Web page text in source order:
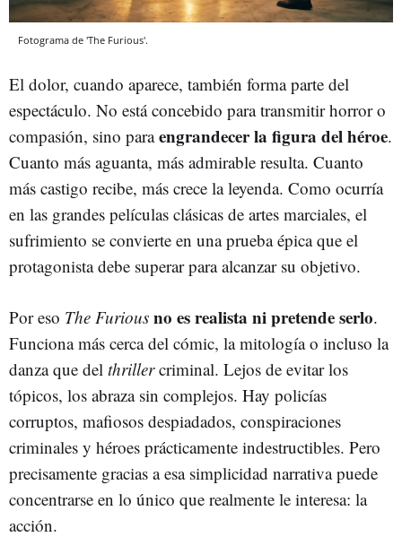
Fotograma de 'The Furious'.
El dolor, cuando aparece, también forma parte del
espectáculo. No está concebido para transmitir horror o
compasión, sino paraengrandecer la figura del héroe.
Cuanto más aguanta, más admirable resulta. Cuanto
más castigo recibe, más crece la leyenda. Como ocurría
en las grandes películas clásicas de artes marciales, el
sufrimiento se convierte en una prueba épica que el
protagonista debe superar para alcanzar su objetivo.
Por eso The Furious no es realista ni pretende serlo.
Funciona más cerca del cómic, la mitología o incluso la
danza que del thrillercriminal. Lejos de evitar los
tópicos, los abraza sin complejos. Hay policías
corruptos, mafiosos despiadados, conspiraciones
criminales y héroes prácticamente indestructibles. Pero
precisamente gracias a esa simplicidad narrativa puede
concentrarse en lo único que realmente le interesa: la
acción.